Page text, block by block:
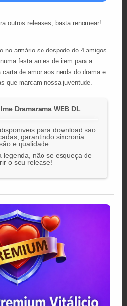
outros releases, basta renomear!
no armário se despede de 4 amigos
festa antes de irem para a
de amor aos nerds do drama e
que marcam nossa juventude.
Dramarama WEB DL
para download são
garantindo sincronia,
e qualidade.
legenda, não se esqueça de
o seu release!